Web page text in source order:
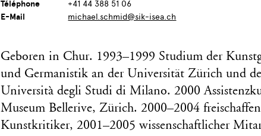
Téléphone
+41 44 388 51 06
E-Mail
michael.schmid@sik-isea.ch
Geboren in Chur. 1993–1999 Studium der
und Germanistik an der Universität Zürich und
Università degli Studi di Milano. 2000
Museum Bellerive, Zürich. 2000–2004
Kunstkritiker, 2001–2005 wissenschaftlicher